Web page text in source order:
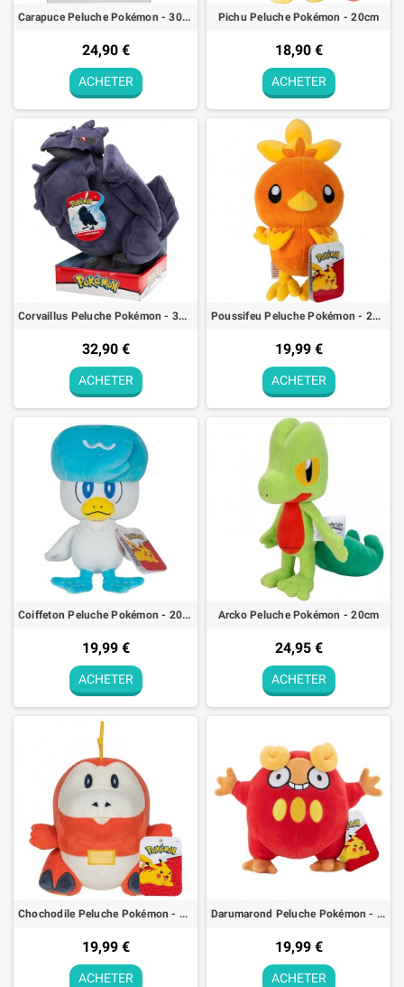
Carapuce Peluche Pokémon - 30cm
24,90 €
ACHETER
Pichu Peluche Pokémon - 20cm
18,90 €
ACHETER
Corvaillus Peluche Pokémon - 30cm
32,90 €
ACHETER
Poussifeu Peluche Pokémon - 20cm
19,99 €
ACHETER
Coiffeton Peluche Pokémon - 20cm
19,99 €
ACHETER
Arcko Peluche Pokémon - 20cm
24,95 €
ACHETER
Chochodile Peluche Pokémon - 20cm
19,99 €
ACHETER
Darumarond Peluche Pokémon - 20cm
19,99 €
ACHETER